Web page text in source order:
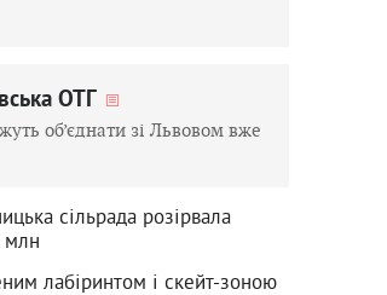
ОТГ
об’єднати зі Львовом вже
сільрада розірвала
млн
лабіринтом і скейт-зоною